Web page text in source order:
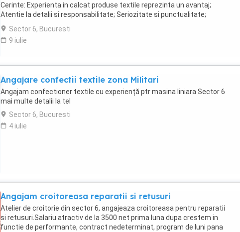
Cerinte: Experienta in calcat produse textile reprezinta un avantaj;
Atentie la detalii si responsabilitate; Seriozitate si punctualitate;
Dorinta de a lucra intr-un mediu ...
Sector 6, Bucuresti
9 iulie
Angajare confectii textile zona Militari
Angajam confectioner textile cu experiență ptr masina liniara Sector 6
mai multe detalii la tel
Sector 6, Bucuresti
4 iulie
Angajam croitoreasa reparatii si retusuri
Atelier de croitorie din sector 6, angajeaza croitoreasa pentru reparatii
si retusuri.Salariu atractiv de la 3500 net prima luna dupa crestem in
functie de performante, contract nedeterminat, program de luni pana